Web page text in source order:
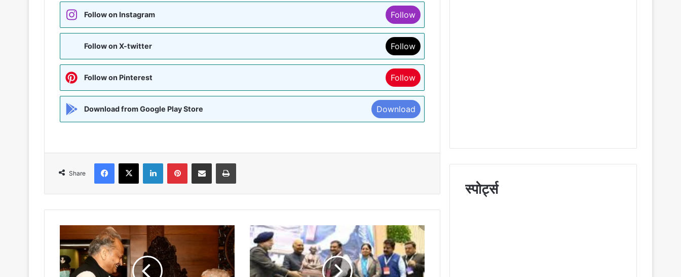
Follow on Instagram Follow
Follow on X-twitter Follow
Follow on Pinterest Follow
Download from Google Play Store Download
Share
Facebook
X LinkedInPinterestShare via Email Print
RAJESTHAN:-
गहलोत
सरकार
के
सभी
स्वच्छ
सर्वेक्षण
2021:
इंदौर
का
स्पोर्ट्स